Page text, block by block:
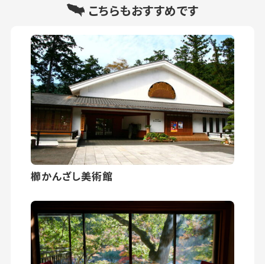
こちらもおすすめです
櫛かんざし美術館